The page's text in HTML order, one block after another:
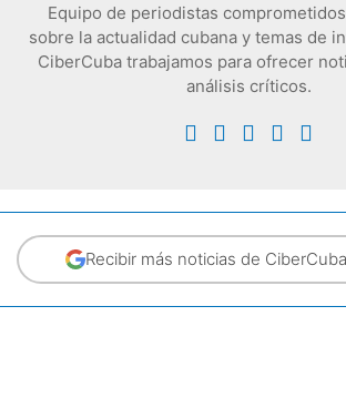
Equipo de periodistas
sobre la actualidad cubana y temas de
CiberCuba trabajamos para ofrecer
análisis críticos.
Recibir más noticias de